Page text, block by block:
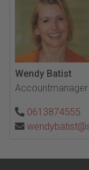
Wendy Batist
Accountmanager
0613874555